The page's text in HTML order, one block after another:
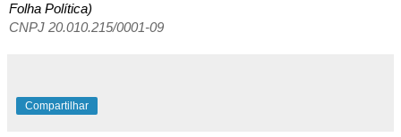
Folha Política)
CNPJ 20.010.215/0001-09
Compartilhar